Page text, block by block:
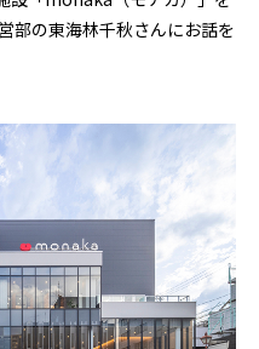
部の東海林千秋さんにお話を